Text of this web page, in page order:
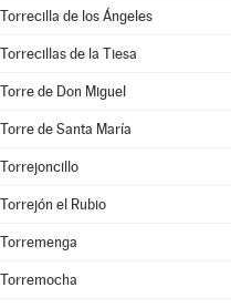
Torrecilla de los Ángeles
Torrecillas de la Tiesa
Torre de Don Miguel
Torre de Santa María
Torrejoncillo
Torrejón el Rubio
Torremenga
Torremocha